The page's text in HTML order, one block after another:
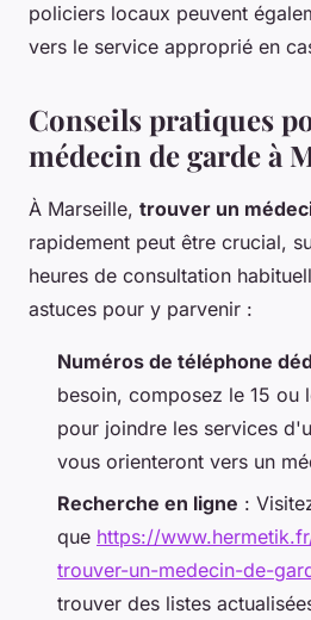
policiers locaux peuvent
vers le service approprié en
Conseils pratiques
médecin de garde à
À Marseille, trouver un
rapidement peut être crucial,
heures de consultation
astuces pour y parvenir :
Numéros de téléphone
besoin, composez le 15 ou
pour joindre les services
vous orienteront vers un
Recherche en ligne :
que https://
trouver-un-medecin-de-
trouver des listes